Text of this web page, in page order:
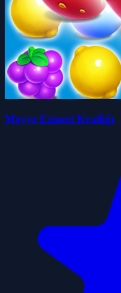
Meyve Ezmesi Krallığı